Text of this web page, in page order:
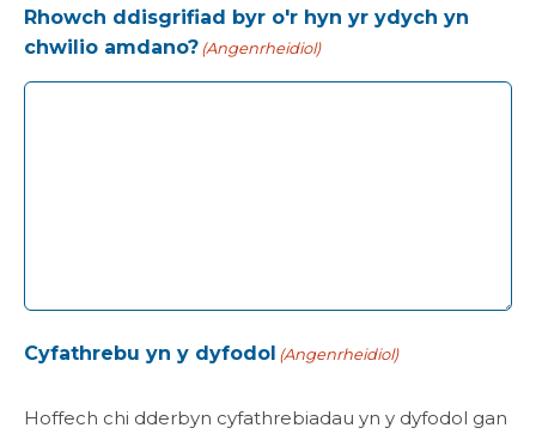
Rhowch ddisgrifiad byr o'r hyn yr ydych yn
chwilio amdano?(Angenrheidiol)
Cyfathrebu yn y dyfodol (Angenrheidiol)
Hoffech chi dderbyn cyfathrebiadau yn y dyfodol gan